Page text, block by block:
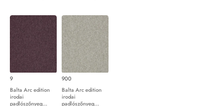
9
Balta Arc edition
irodai
padlószőnyeg
900
Balta Arc edition
irodai
padlószőnyeg